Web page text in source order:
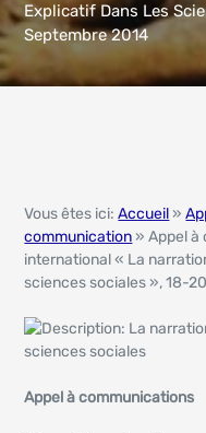
Explicatif Dans Les
Septembre 2014
Vous êtes ici:Accueil»
communication» Appel à
international « La
sciences sociales », 18-
Appel à communications